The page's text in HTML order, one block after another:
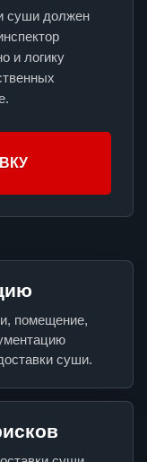
суши должен
и логику
помещение,
суши.